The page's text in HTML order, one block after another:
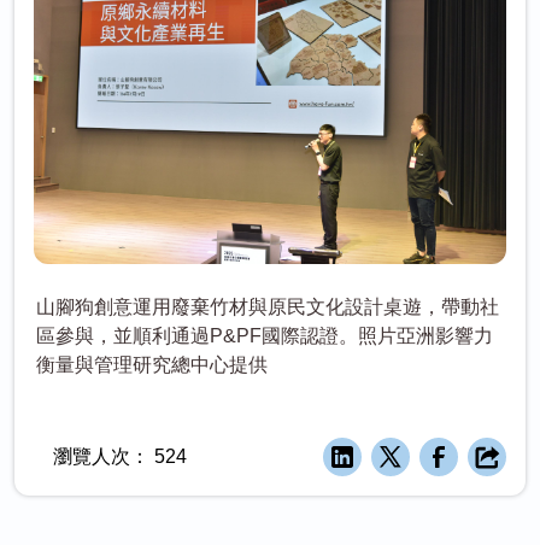
山腳狗創意運用廢棄竹材與原民文化設計桌遊，帶動社
區參與，並順利通過P&PF國際認證。照片亞洲影響力
衡量與管理研究總中心提供
瀏覽人次： 524